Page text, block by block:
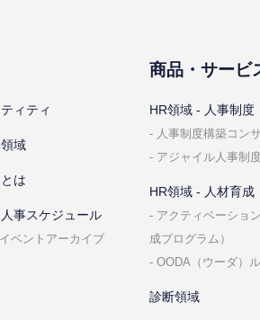
ィティ
域
は
事スケジュール
ベントアーカイブ
商品・サービ
HR領域 - ⼈事制度
⼈事制度構築コン
アジャイル⼈事制
HR領域 - ⼈材育成
アクティベーショ
成プログラム）
OODA（ウーダ）
診断領域